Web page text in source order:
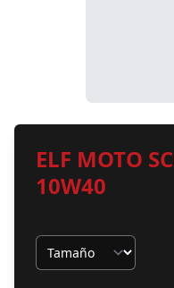
ELF MOTO
10W40
Tamaño